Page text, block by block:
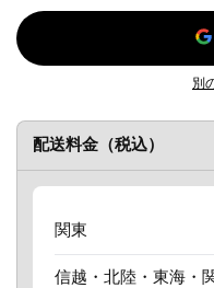
別
配送料金（税込）
関東
信越・北陸・東海・